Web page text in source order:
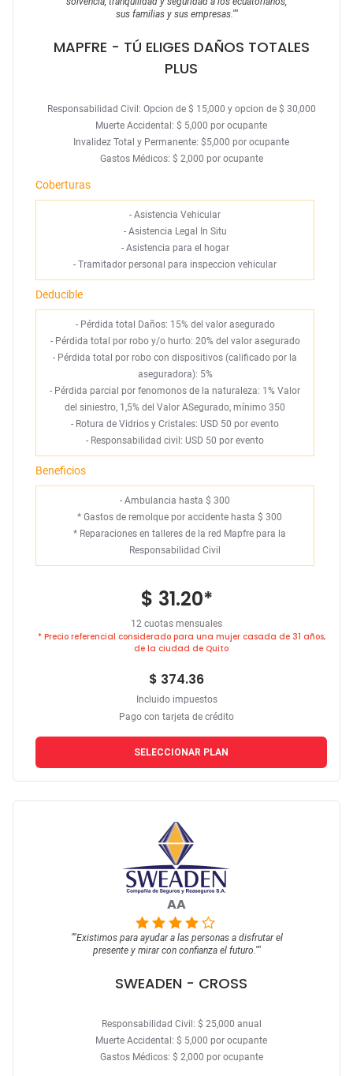
sus familias y sus empresas.""
MAPFRE - TÚ ELIGES DAÑOS TOTALES
PLUS
Responsabilidad Civil: Opcion de $ 15,000 y opcion de $ 30,000
Muerte Accidental: $ 5,000 por ocupante
Invalidez Total y Permanente: $5,000 por ocupante
Gastos Médicos: $ 2,000 por ocupante
Coberturas
- Asistencia Vehicular
- Asistencia Legal In Situ
- Asistencia para el hogar
- Tramitador personal para inspeccion vehicular
Deducible
- Pérdida total Daños: 15% del valor asegurado
- Pérdida total por robo y/o hurto: 20% del valor asegurado
- Pérdida total por robo con dispositivos (calificado por la
aseguradora): 5%
- Pérdida parcial por fenomonos de la naturaleza: 1% Valor
del siniestro, 1,5% del Valor ASegurado, mínimo 350
- Rotura de Vidrios y Cristales: USD 50 por evento
- Responsabilidad civil: USD 50 por evento
Beneficios
- Ambulancia hasta $ 300
* Gastos de remolque por accidente hasta $ 300
* Reparaciones en talleres de la red Mapfre para la
Responsabilidad Civil
$ 31.20*
12 cuotas mensuales
* Precio referencial considerado para una mujer casada de 31 años,
de la ciudad de Quito
$ 374.36
Incluido impuestos
Pago con tarjeta de crédito
SELECCIONAR PLAN
AA
""Existimos para ayudar a las personas a disfrutar el
presente y mirar con confianza el futuro.""
SWEADEN - CROSS
Responsabilidad Civil: $ 25,000 anual
Muerte Accidental: $ 5,000 por ocupante
Gastos Médicos: $ 2,000 por ocupante